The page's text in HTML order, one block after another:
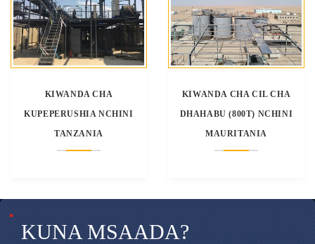
KIWANDA CHA
KUPEPERUSHIA NCHINI
TANZANIA
KIWANDA CHA CIL CHA
DHAHABU (800T) NCHINI
MAURITANIA
KUNA MSAADA?
*
*
*